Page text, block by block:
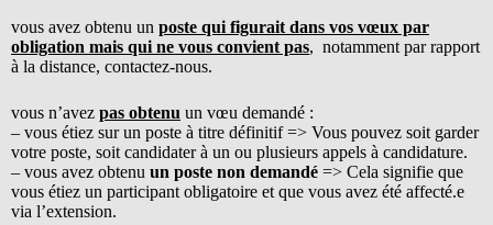
vous avez obtenu un poste qui figurait dans vos vœux par
obligation mais qui ne vous convient pas, notamment par rapport
à la distance, contactez-nous.
vous n’avez pas obtenu un vœu demandé :
– vous étiez sur un poste à titre définitif => Vous pouvez soit garder
votre poste, soit candidater à un ou plusieurs appels à candidature.
– vous avez obtenu un poste non demandé => Cela signifie que
vous étiez un participant obligatoire et que vous avez été affecté.e
via l’extension.